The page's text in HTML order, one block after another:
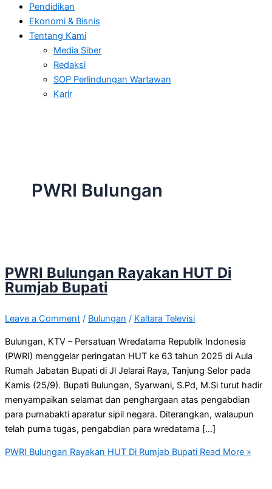
Pendidikan
Ekonomi & Bisnis
Tentang Kami
Media Siber
Redaksi
SOP Perlindungan Wartawan
Karir
PWRI Bulungan
PWRI Bulungan Rayakan HUT Di
Rumjab Bupati
Leave a Comment / Bulungan / Kaltara Televisi
Bulungan, KTV – Persatuan Wredatama Republik Indonesia
(PWRI) menggelar peringatan HUT ke 63 tahun 2025 di Aula
Rumah Jabatan Bupati di Jl Jelarai Raya, Tanjung Selor pada
Kamis (25/9). Bupati Bulungan, Syarwani, S.Pd, M.Si turut hadir
menyampaikan selamat dan penghargaan atas pengabdian
para purnabakti aparatur sipil negara. Diterangkan, walaupun
telah purna tugas, pengabdian para wredatama […]
PWRI Bulungan Rayakan HUT Di Rumjab Bupati Read More »